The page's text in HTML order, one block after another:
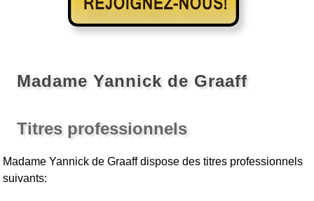
Madame Yannick de Graaff
Titres professionnels
Madame Yannick de Graaffdispose des titres professionnels
suivants: